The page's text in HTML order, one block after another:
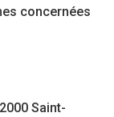
concernées
Saint-